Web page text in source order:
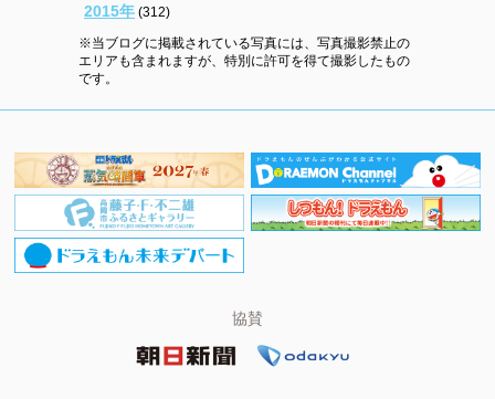
2015年 (312)
※当ブログに掲載されている写真には、写真撮影禁止の
エリアも含まれますが、特別に許可を得て撮影したもの
です。
協賛